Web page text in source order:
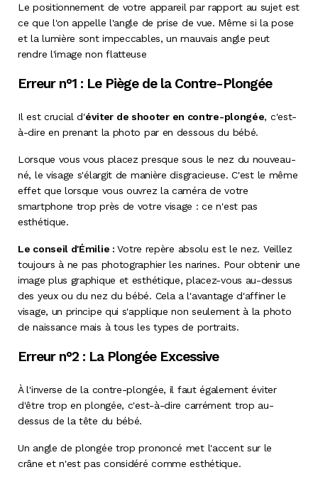
Le positionnement de votre appareil par rapport au sujet est
ce que l'on appelle l'angle de prise de vue. Même si la pose
et la lumière sont impeccables, un mauvais angle peut
rendre l'image non flatteuse
Erreur n°1 : Le Piège de la Contre-Plongée
Il est crucial d'éviter de shooter en contre-plongée, c'est-
à-dire en prenant la photo par en dessous du bébé.
Lorsque vous vous placez presque sous le nez du nouveau-
né, le visage s'élargit de manière disgracieuse. C'est le même
effet que lorsque vous ouvrez la caméra de votre
smartphone trop près de votre visage : ce n'est pas
esthétique.
Le conseil d'Émilie :Votre repère absolu est le nez. Veillez
toujours à ne pas photographier les narines. Pour obtenir une
image plus graphique et esthétique, placez-vous au-dessus
des yeux ou du nez du bébé. Cela a l'avantage d'affiner le
visage, un principe qui s'applique non seulement à la photo
de naissance mais à tous les types de portraits.
Erreur n°2 : La Plongée Excessive
À l'inverse de la contre-plongée, il faut également éviter
d'être trop en plongée, c'est-à-dire carrément trop au-
dessus de la tête du bébé.
Un angle de plongée trop prononcé met l'accent sur le
crâne et n'est pas considéré comme esthétique.